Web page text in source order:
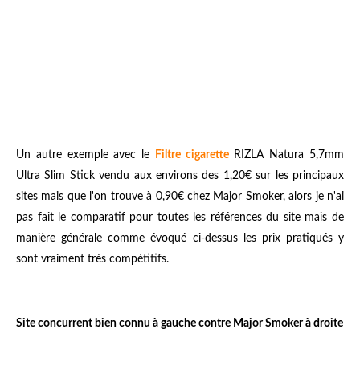
Un autre exemple avec le Filtre cigaretteRIZLA Natura 5,7mm
Ultra Slim Stick vendu aux environs des 1,20€ sur les principaux
sites mais que l'on trouve à 0,90€ chez Major Smoker, alors je n'ai
pas fait le comparatif pour toutes les références du site mais de
manière générale comme évoqué ci-dessus les prix pratiqués y
sont vraiment très compétitifs.
Site concurrent bien connu à gauche contre Major Smoker à droite